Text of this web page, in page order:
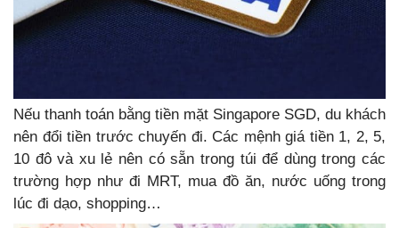
Nếu thanh toán bằng tiền mặt Singapore SGD, du khách
nên đổi tiền trước chuyến đi. Các mệnh giá tiền 1, 2, 5,
10 đô và xu lẻ nên có sẵn trong túi để dùng trong các
trường hợp như đi MRT, mua đồ ăn, nước uống trong
lúc đi dạo, shopping…